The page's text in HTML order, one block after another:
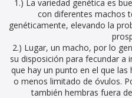
1.) La variedad genética es
con diferentes machos
genéticamente, elevando la
2.) Lugar, un macho, por lo
su disposición para fecundar a
que hay un punto en el que
o menos limitado de óvulos.
también hembras fuera